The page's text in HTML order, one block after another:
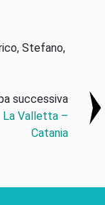
Stefano,
successiva
La Valletta –
Catania